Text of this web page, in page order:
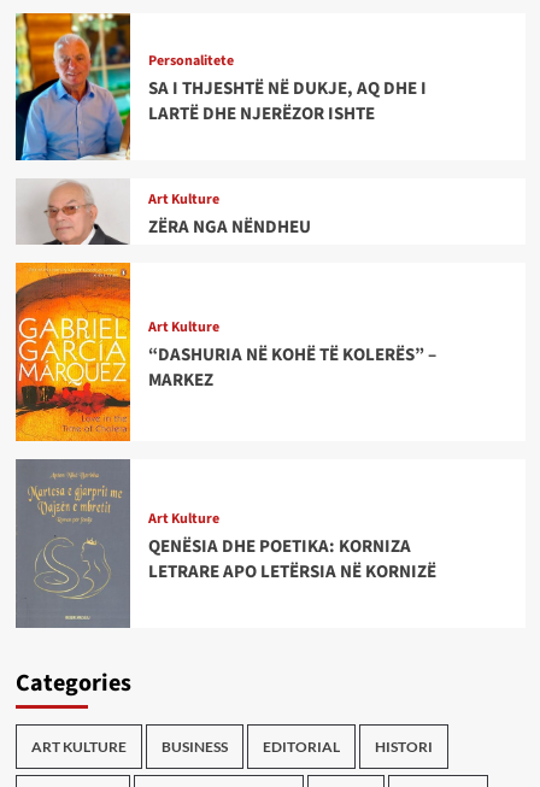
Personalitete
SA I THJESHTË NË DUKJE, AQ DHE I
LARTË DHE NJERËZOR ISHTE
Art Kulture
ZËRA NGA NËNDHEU
Art Kulture
“DASHURIA NË KOHË TË KOLERËS” –
MARKEZ
Art Kulture
QENËSIA DHE POETIKA: KORNIZA
LETRARE APO LETËRSIA NË KORNIZË
Categories
ART KULTURE BUSINESS EDITORIAL HISTORI